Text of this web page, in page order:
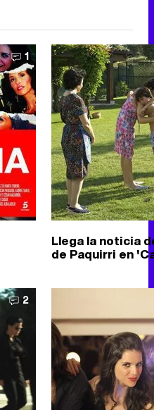
1
Llega la noticia
de Paquirri en
2